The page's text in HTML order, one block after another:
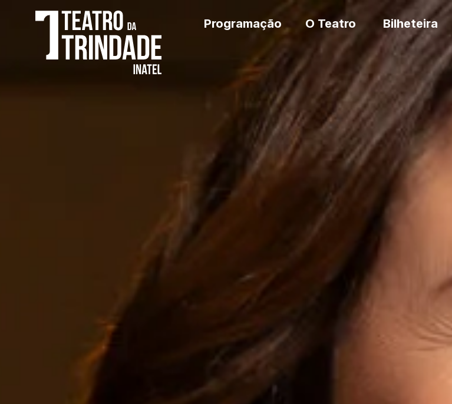
Programação O Teatro Bilheteira